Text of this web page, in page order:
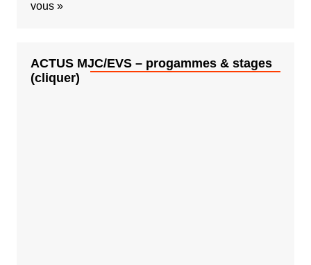
vous »
ACTUS MJC/EVS – progammes & stages
(cliquer)